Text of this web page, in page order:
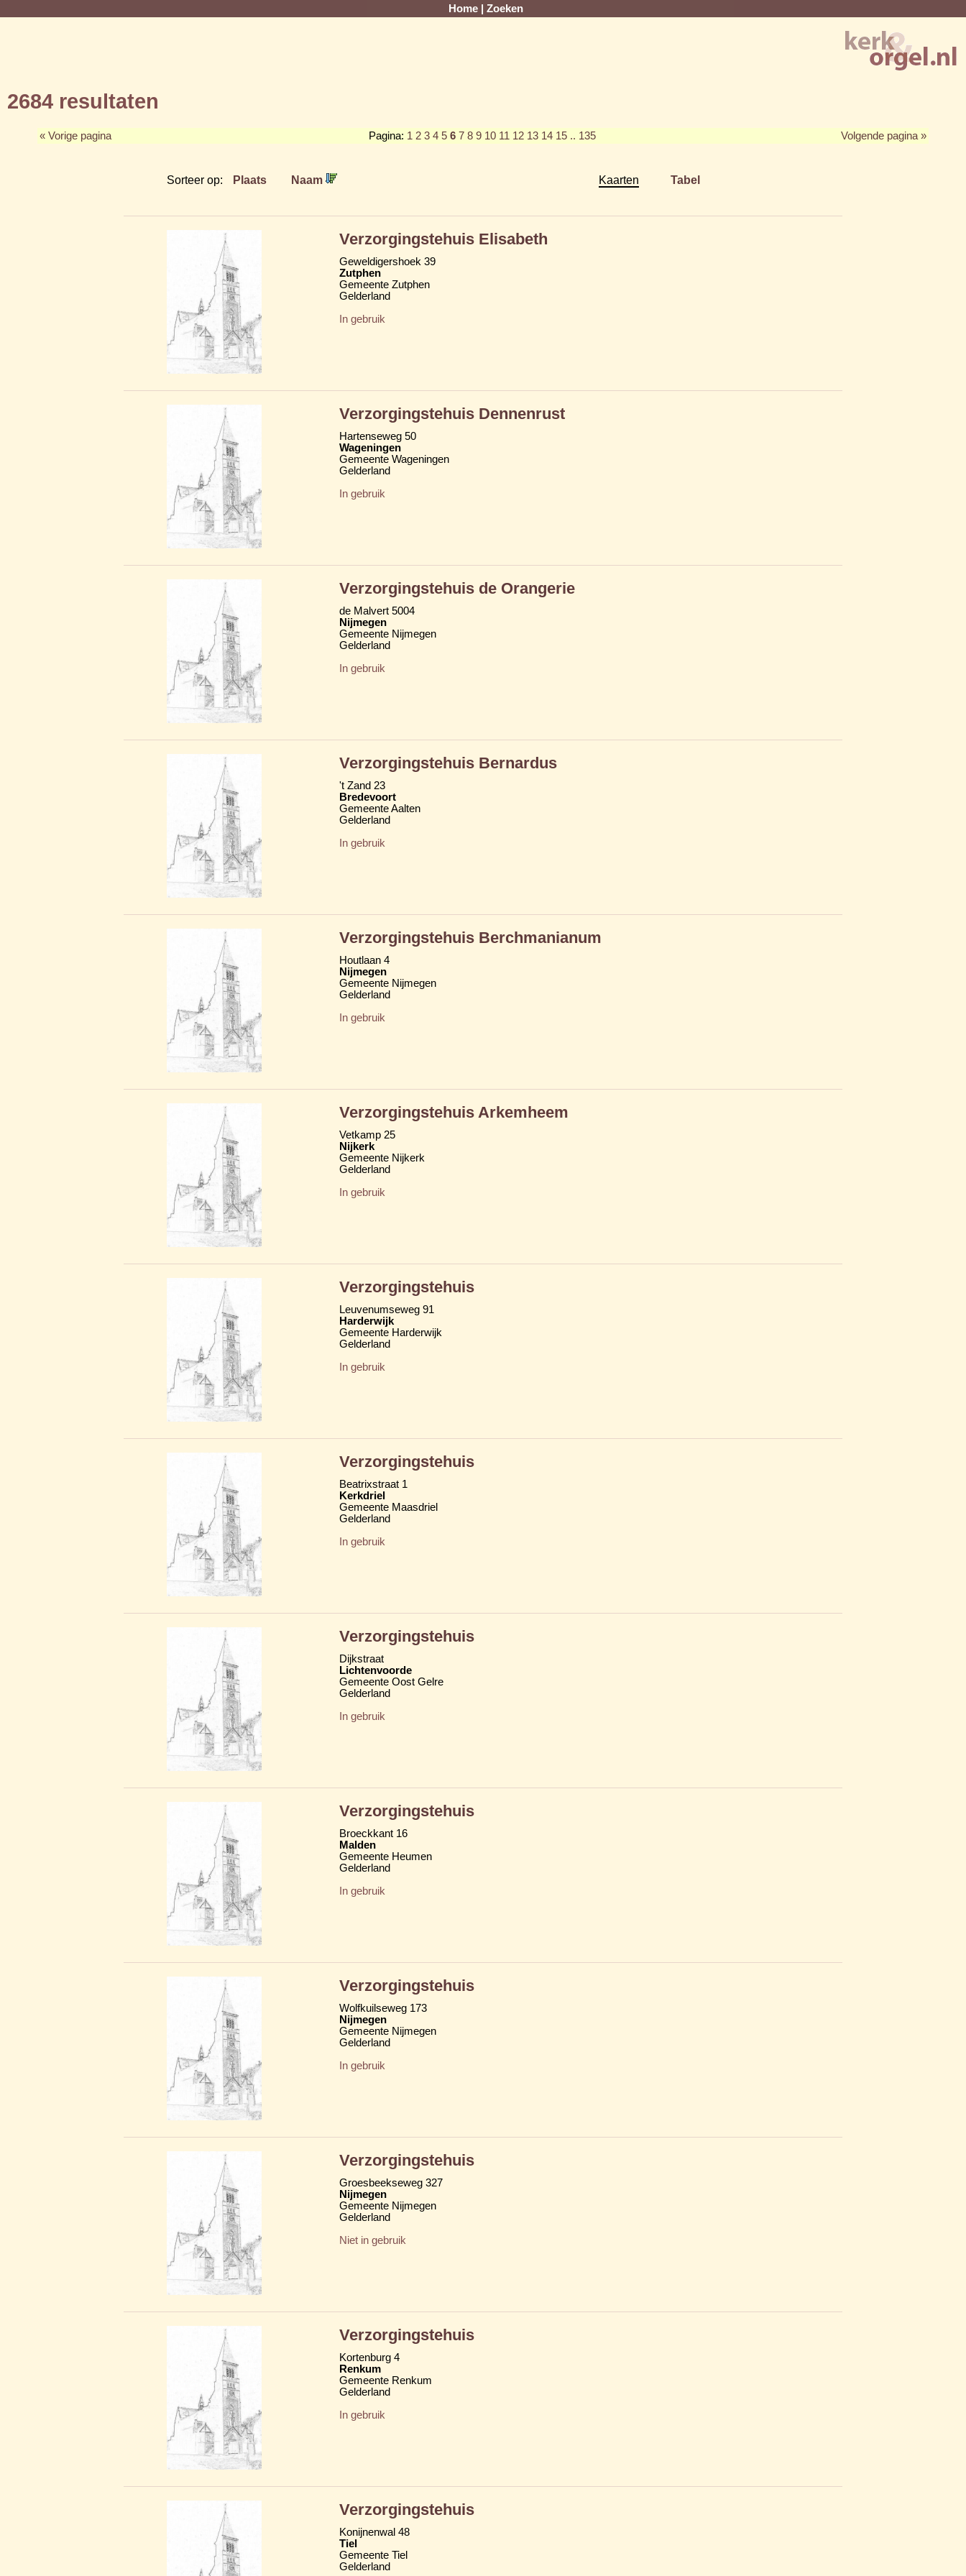
Home Zoeken
2684 resultaten
« Vorige pagina Pagina: 1 2 3 4 5 6 7 8 9 10 11 12 13 14 15 .. 135 Volgende pagina »
Sorteer op: Plaats Naam Kaarten Tabel
Verzorgingstehuis Elisabeth
Geweldigershoek 39
Zutphen
Gemeente Zutphen
Gelderland
In gebruik
Verzorgingstehuis Dennenrust
Hartenseweg 50
Wageningen
Gemeente Wageningen
Gelderland
In gebruik
Verzorgingstehuis de Orangerie
de Malvert 5004
Nijmegen
Gemeente Nijmegen
Gelderland
In gebruik
Verzorgingstehuis Bernardus
't Zand 23
Bredevoort
Gemeente Aalten
Gelderland
In gebruik
Verzorgingstehuis Berchmanianum
Houtlaan 4
Nijmegen
Gemeente Nijmegen
Gelderland
In gebruik
Verzorgingstehuis Arkemheem
Vetkamp 25
Nijkerk
Gemeente Nijkerk
Gelderland
In gebruik
Verzorgingstehuis
Leuvenumseweg 91
Harderwijk
Gemeente Harderwijk
Gelderland
In gebruik
Verzorgingstehuis
Beatrixstraat 1
Kerkdriel
Gemeente Maasdriel
Gelderland
In gebruik
Verzorgingstehuis
Dijkstraat
Lichtenvoorde
Gemeente Oost Gelre
Gelderland
In gebruik
Verzorgingstehuis
Broeckkant 16
Malden
Gemeente Heumen
Gelderland
In gebruik
Verzorgingstehuis
Wolfkuilseweg 173
Nijmegen
Gemeente Nijmegen
Gelderland
In gebruik
Verzorgingstehuis
Groesbeekseweg 327
Nijmegen
Gemeente Nijmegen
Gelderland
Niet in gebruik
Verzorgingstehuis
Kortenburg 4
Renkum
Gemeente Renkum
Gelderland
In gebruik
Verzorgingstehuis
Konijnenwal 48
Tiel
Gemeente Tiel
Gelderland